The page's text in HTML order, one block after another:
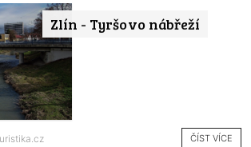
Zlín - Tyršovo nábřeží
ČÍST VÍCE